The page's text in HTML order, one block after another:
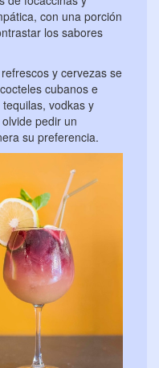
con una porción
los sabores
y cervezas se
cubanos e
vodkas y
pedir un
su preferencia.